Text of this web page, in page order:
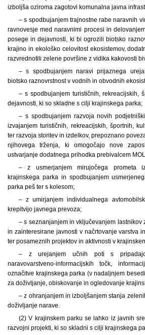
izboljša oziroma zagotovi komunalna javna
– s spodbujanjem trajnostne rabe naravnih
ravnovesje med naravnimi procesi in
posege in dejavnosti, ki bi ogrozili biotsko
krajino in ekološko celovitost ekosistemov,
razvrednotili zelene površine z vidika kakovosti
– s spodbujanjem naravi prijaznega
biotsko raznovrstnost v vodnih in obvodnih
– s spodbujanjem turističnih, rekreacijskih,
dejavnosti, ki so skladne s cilji krajinskega parka;
– s spodbujanjem razvoja novih
izvajanjem turističnih, rekreacijskih, športnih,
ter razvoja storitev in izdelkov, prepoznano
njihovega trženja, ki omogočajo nove
ustvarjanje dodatnega prihodka prebivalcem
– z usmerjanjem mirujočega prometa
krajinskega parka in spodbujanjem
parka peš ter s kolesom;
– z umirjanjem individualnega
krepitvijo javnega prevoza;
– s seznanjanjem in vključevanjem lastnikov
in zainteresirane javnosti v načrtovanje varstva
ter posameznih projektov in aktivnosti v
– z urejanjem učnih poti s
naravovarstveno-informacijskih točk,
označitve krajinskega parka (v nadaljnjem
za doživljanje, obiskovanje in ogledovanje
– z ohranjanjem in izboljšanjem stanja
doživljanje narave.
(2) V krajinskem parku se lahko iz javnih
razvojni projekti, ki so skladni s cilji krajinskega